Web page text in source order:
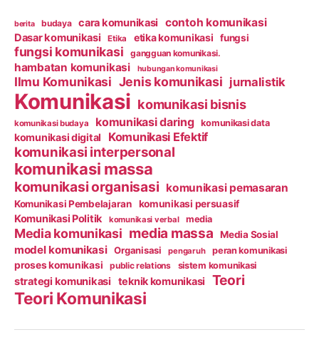
berita budaya cara komunikasi contoh komunikasi
Dasar komunikasi Etika etika komunikasi fungsi
fungsi komunikasi gangguan komunikasi.
hambatan komunikasi hubungan komunikasi
Ilmu Komunikasi Jenis komunikasi jurnalistik
Komunikasi komunikasi bisnis
komunikasi budaya komunikasi daring komunikasi data
komunikasi digital Komunikasi Efektif
komunikasi interpersonal
komunikasi massa
komunikasi organisasi komunikasi pemasaran
Komunikasi Pembelajaran komunikasi persuasif
Komunikasi Politik komunikasi verbal media
Media komunikasi media massa Media Sosial
model komunikasi Organisasi pengaruh peran komunikasi
proses komunikasi public relations sistem komunikasi
strategi komunikasi teknik komunikasi Teori
Teori Komunikasi